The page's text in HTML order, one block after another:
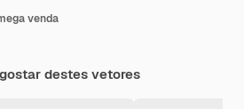
venda
destes vetores